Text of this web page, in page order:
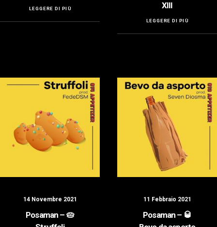
LEGGERE DI PIÙ
XIII
LEGGERE DI PIÙ
14 Novembre 2021
Posaman – 🥧
11 Febbraio 2021
Posaman – 🥃